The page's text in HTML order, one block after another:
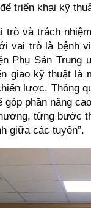
triển khai kỹ
trò và trách
vai trò là bệnh
Phụ Sản Trung
giao kỹ thuật là
lược. Thông
góp phần nâng
từng bước
giữa các tuyến”.